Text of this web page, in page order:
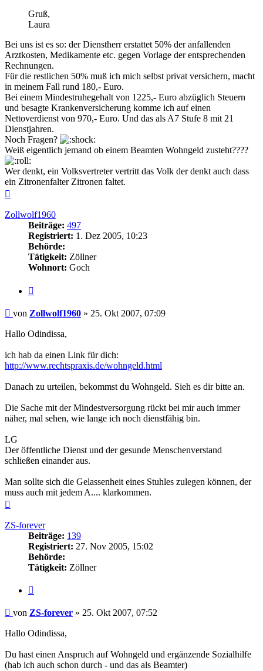
Gruß,
Laura
Bei uns ist es so: der Dienstherr erstattet 50% der anfallenden
Arztkosten, Medikamente etc. gegen Vorlage der entsprechenden
Rechnungen.
Für die restlichen 50% muß ich mich selbst privat versichern, macht
in meinem Fall rund 180,- Euro.
Bei einem Mindestruhegehalt von 1225,- Euro abzüglich Steuern
und besagte Krankenversicherung komme ich auf einen
Nettoverdienst von 970,- Euro. Und das als A7 Stufe 8 mit 21
Dienstjahren.
Noch Fragen?
Weiß eigentlich jemand ob einem Beamten Wohngeld zusteht????
Wer denkt, ein Volksvertreter vertritt das Volk der denkt auch dass
ein Zitronenfalter Zitronen faltet.
Zollwolf1960
Beiträge: 497
Registriert: 1. Dez 2005, 10:23
Behörde:
Tätigkeit: Zöllner
Wohnort: Goch
Beitrag
von Zollwolf1960 » 25. Okt 2007, 07:09
Hallo Odindissa,
ich hab da einen Link für dich:
http://www.rechtspraxis.de/wohngeld.html
Danach zu urteilen, bekommst du Wohngeld. Sieh es dir bitte an.
Die Sache mit der Mindestversorgung rückt bei mir auch immer
näher, mal sehen, wie lange ich noch dienstfähig bin.
LG
Der öffentliche Dienst und der gesunde Menschenverstand
schließen einander aus.
Man sollte sich die Gelassenheit eines Stuhles zulegen können, der
muss auch mit jedem A.... klarkommen.
ZS-forever
Beiträge: 139
Registriert: 27. Nov 2005, 15:02
Behörde:
Tätigkeit: Zöllner
Beitrag
von ZS-forever » 25. Okt 2007, 07:52
Hallo Odindissa,
Du hast einen Anspruch auf Wohngeld und ergänzende Sozialhilfe
(hab ich auch schon durch - und das als Beamter)